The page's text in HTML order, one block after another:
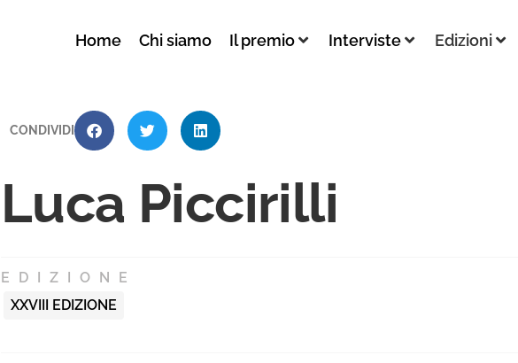
Home Chi siamo Il premio Interviste Edizioni
CONDIVIDI
Luca Piccirilli
EDIZIONE
XXVIII EDIZIONE